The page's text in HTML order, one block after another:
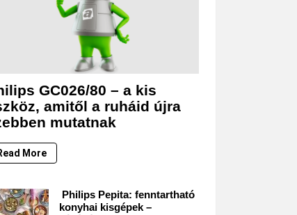
GC026/80 – a kis
amitől a ruháid újra
mutatnak
More
Philips Pepita: fenntartható
konyhai kisgépek –